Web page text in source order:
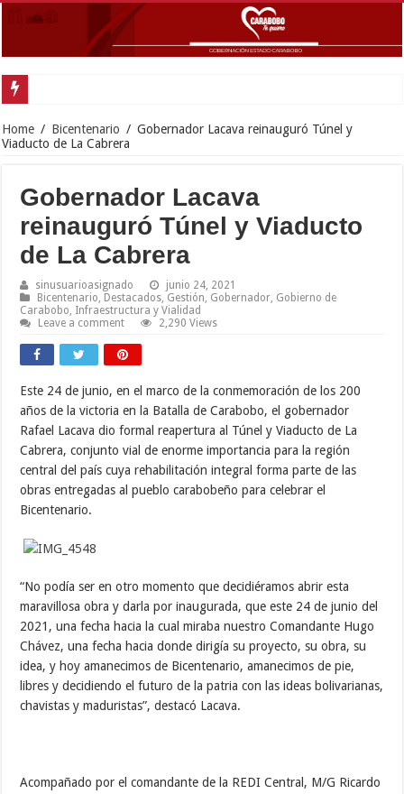
Home / Bicentenario / Gobernador Lacava reinauguró Túnel y
Viaducto de La Cabrera
Gobernador Lacava
reinauguró Túnel y Viaducto
de La Cabrera
sinusuarioasignado
junio 24, 2021
Bicentenario Destacados Gestión Gobernador Gobierno de
Carabobo Infraestructura y Vialidad
Leave a comment
2,290 Views
Este 24 de junio, en el marco de la conmemoración de los 200
años de la victoria en la Batalla de Carabobo, el gobernador
Rafael Lacava dio formal reapertura al Túnel y Viaducto de La
Cabrera, conjunto vial de enorme importancia para la región
central del país cuya rehabilitación integral forma parte de las
obras entregadas al pueblo carabobeño para celebrar el
Bicentenario.
“No podía ser en otro momento que decidiéramos abrir esta
maravillosa obra y darla por inaugurada, que este 24 de junio del
2021, una fecha hacia la cual miraba nuestro Comandante Hugo
Chávez, una fecha hacia donde dirigía su proyecto, su obra, su
idea, y hoy amanecimos de Bicentenario, amanecimos de pie,
libres y decidiendo el futuro de la patria con las ideas bolivarianas,
chavistas y maduristas”, destacó Lacava.
Acompañado por el comandante de la REDI Central, M/G Ricardo